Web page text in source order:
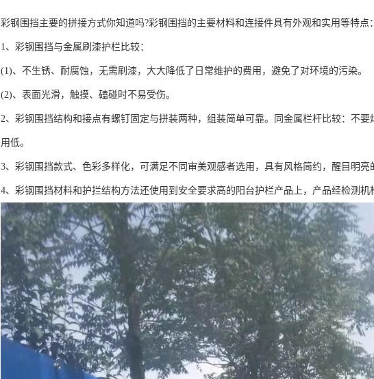
彩钢围挡主要的拼接方式你知道吗?彩钢围挡的主要材料和连接件具有外观和实用等特点：
1、彩钢围挡与金属刷漆护栏比较：
(1)、不生锈、耐腐蚀，无需刷漆，大大降低了日常维护的费用，避免了对环境的污染。
(2)、表面光滑，触摸、磕碰时不易受伤。
2、彩钢围挡结构和接点有螺钉固定与拼装两种，组装简单可靠。同金属栏杆比较：不
用低。
3、彩钢围挡款式、色彩多样化，可满足不同审美观感者选用，具有风格简约，醒目明亮
4、彩钢围挡材料和护拦结构方法还使用到安全要求高的阳台护栏产品上，产品经检测机